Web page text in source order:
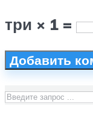
три × 1 =